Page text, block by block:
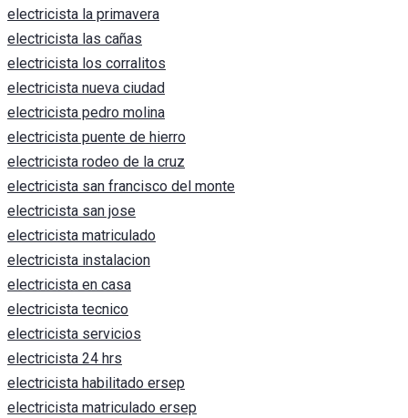
electricista la primavera
electricista las cañas
electricista los corralitos
electricista nueva ciudad
electricista pedro molina
electricista puente de hierro
electricista rodeo de la cruz
electricista san francisco del monte
electricista san jose
electricista matriculado
electricista instalacion
electricista en casa
electricista tecnico
electricista servicios
electricista 24 hrs
electricista habilitado ersep
electricista matriculado ersep